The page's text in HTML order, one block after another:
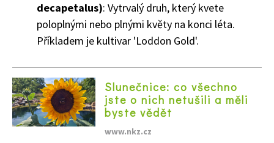
74 Kč
decapetalus): Vytrvalý druh, který kvete
poloplnými nebo plnými květy na konci léta.
Příkladem je kultivar 'Loddon Gold'.
Slunečnice: co všechno
jste o nich netušili a měli
byste vědět
www.nkz.cz